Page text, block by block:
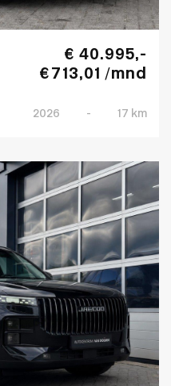
€ 40.995,-
€ 713,01 /mnd
2026 - 17 km